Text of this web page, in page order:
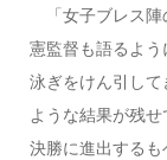
「女子ブレス陣
憲監督も語るよ
泳ぎをけん引し
ような結果が残
決勝に進出する